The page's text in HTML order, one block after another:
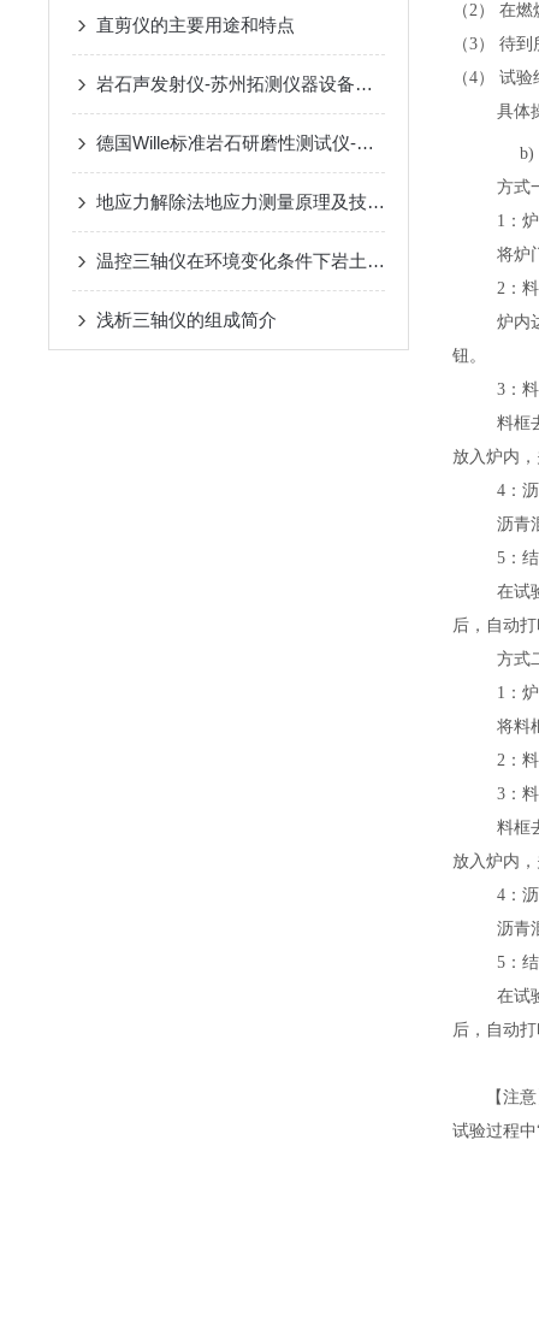
直剪仪的主要用途和特点
岩石声发射仪-苏州拓测仪器设备有限公司
德国Wille标准岩石研磨性测试仪-苏州拓测仪器设备有限公司
地应力解除法地应力测量原理及技术之空心包体地应力测量相关设备
温控三轴仪在环境变化条件下岩土测试中的重要性
浅析三轴仪的组成简介
（2） 在
（3） 待
（4） 试
具体
b)
方式
1：
将炉
2：
炉内
钮。
3：
料框
放入炉内
4：
沥青
5：
在试
后，自动
方式
1：
将料
2：
3：
料框
放入炉内
4：
沥青
5：
在试
后，自动
【注
试验过程